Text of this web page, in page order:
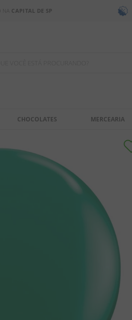
CAPITAL DE SP
CHOCOLATES MERCEARIA